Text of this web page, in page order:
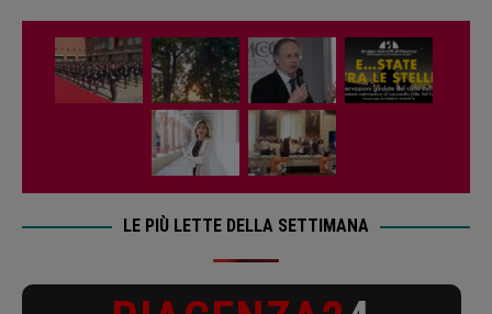
LE PIÙ LETTE DELLA SETTIMANA